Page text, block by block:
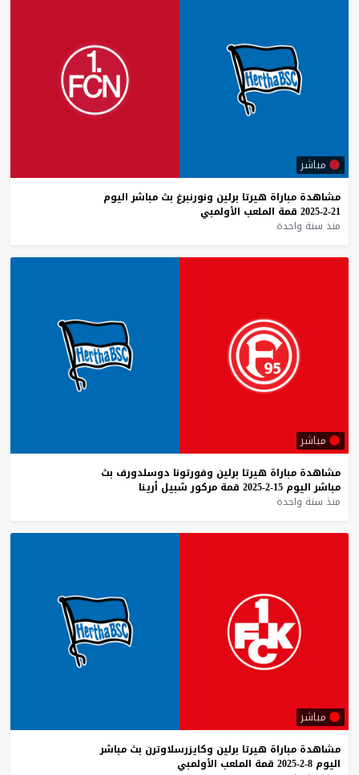
مباشر
مشاهدة مباراة هيرتا برلين ونورنبرغ بث مباشر اليوم
21-2-2025
قمة الملعب الأولمبي
منذ سنة واحدة
مباشر
مشاهدة مباراة هيرتا برلين وفورتونا دوسلدورف بث
مباشر اليوم 15-2-2025 قمة مركور شبيل أرينا
منذ سنة واحدة
مباشر
مشاهدة مباراة هيرتا برلين وكايزرسلاوترن بث مباشر
اليوم 8-2-2025 قمة الملعب الأولمبي